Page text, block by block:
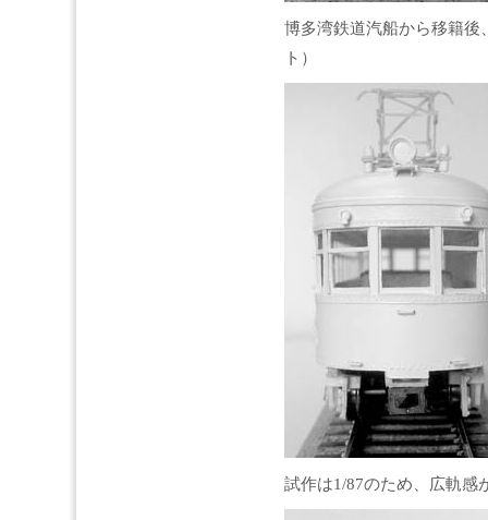
博多湾鉄道汽船から移籍後
ト）
試作は1/87のため、広軌感